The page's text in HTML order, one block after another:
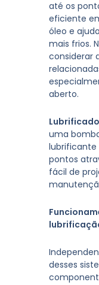
até os
eficiente
óleo e
mais frios.
considerar
aberto.
uma
lubrificante
pontos
fácil de
desses